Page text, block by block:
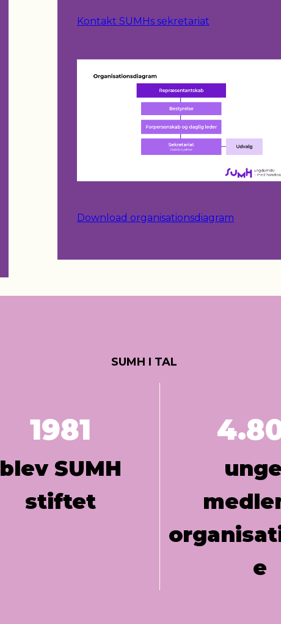
Kontakt SUMHs sekretariat
Download organisationsdiagram
SUMH I TAL
1981
blev SUMH
stiftet
e